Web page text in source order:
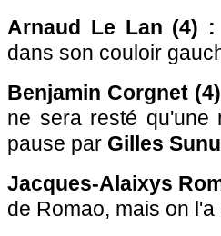
Arnaud Le Lan (4) :
dans son couloir
Benjamin Corgnet
ne sera resté qu'une
pause par Gilles
Jacques-Alaixys
de Romao, mais on